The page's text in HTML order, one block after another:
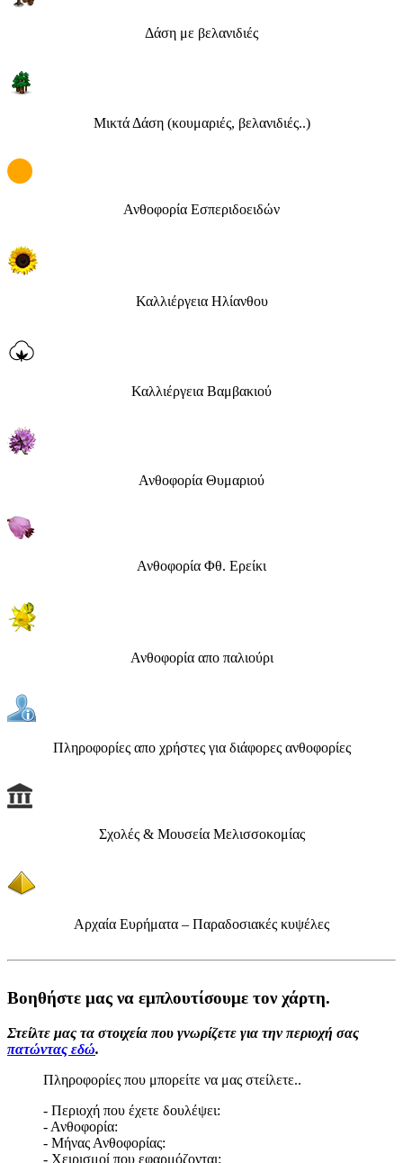
Δάση με βελανιδιές
Μικτά Δάση (κουμαριές, βελανιδιές..)
Ανθοφορία Εσπεριδοειδών
Καλλιέργεια Ηλίανθου
Καλλιέργεια Βαμβακιού
Ανθοφορία Θυμαριού
Ανθοφορία Φθ. Ερείκι
Ανθοφορία απο παλιούρι
Πληροφορίες απο χρήστες για διάφορες ανθοφορίες
Σχολές & Μουσεία Μελισσοκομίας
Αρχαία Ευρήματα – Παραδοσιακές κυψέλες
Βοηθήστε μας να εμπλουτίσουμε τον χάρτη.
Στείλτε μας τα στοιχεία που γνωρίζετε για την περιοχή σας
πατώντας εδώ.
Πληροφορίες που μπορείτε να μας στείλετε..
- Περιοχή που έχετε δουλέψει:
- Ανθοφορία:
- Μήνας Ανθοφορίας:
- Χειρισμοί που εφαρμόζονται: